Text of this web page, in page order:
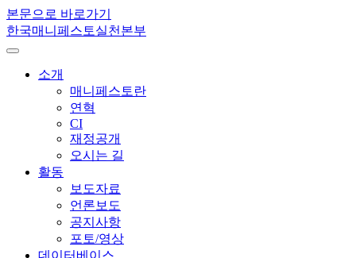
본문으로 바로가기
한국매니페스토실천본부
소개
매니페스토란
연혁
CI
재정공개
오시는 길
활동
보도자료
언론보도
공지사항
포토/영상
데이터베이스